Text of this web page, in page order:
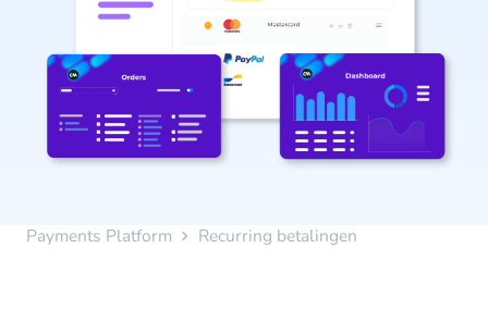
Payments Platform Recurring betalingen